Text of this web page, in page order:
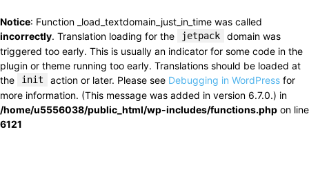
Notice: Function _load_textdomain_just_in_time was called
incorrectly. Translation loading for the jetpack
domain was
triggered too early. This is usually an indicator for some code in the
plugin or theme running too early. Translations should be loaded at
the
init action or later. Please see Debugging in WordPress for
more information. (This message was added in version 6.7.0.) in
/home/u5556038/public_html/wp-includes/functions.php on line
6121